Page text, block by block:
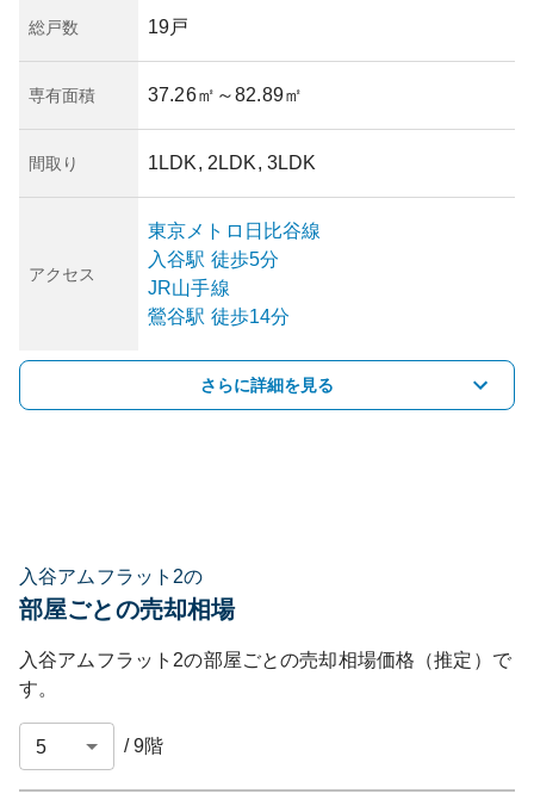
総戸数 19戸
専有面積 37.26㎡ ～82.89㎡
間取り 1LDK, 2LDK, 3LDK
アクセス
東京メトロ日比谷線
入谷駅 徒歩5分
JR山手線
鶯谷駅 徒歩14分
さらに詳細を見る
入谷アムフラット2の
部屋ごとの売却相場
入谷アムフラット2の部屋ごとの売却相場価格（推定）で
す。
/9階